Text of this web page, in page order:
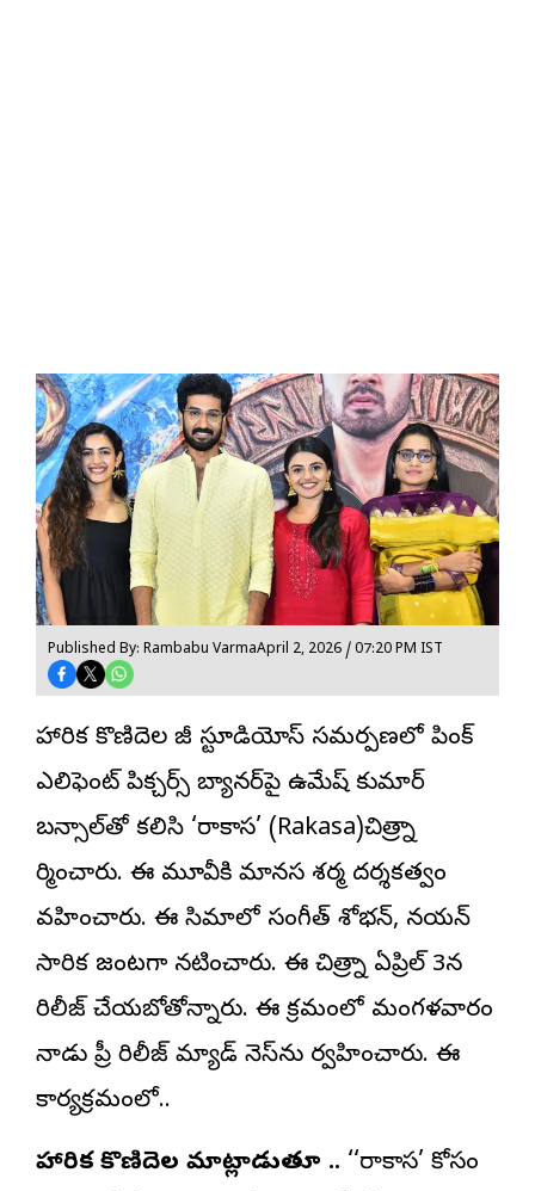
Published By: Rambabu VarmaApril 2, 2026 / 07:20 PM IST
నిహారిక కొణిదెల జీ స్టూడియోస్ స‌మ‌ర్ప‌ణలో పింక్
ఎలిఫెంట్ పిక్చ‌ర్స్ బ్యాన‌ర్‌పై ఉమేష్ కుమార్
బ‌న్సాల్‌తో క‌లిసి ‘రాకాస’ (Rakasa)చిత్రాన్ని
నిర్మించారు. ఈ మూవీకి మానస శర్మ దర్శకత్వం
వహించారు. ఈ సినిమాలో సంగీత్ శోభ‌న్‌, న‌య‌న్
సారిక‌ జంటగా నటించారు. ఈ చిత్రాన్ని ఏప్రిల్ 3న
రిలీజ్ చేయబోతోన్నారు. ఈ క్రమంలో మంగళవారం
నాడు ప్రీ రిలీజ్ మ్యాడ్ నెస్‌ను నిర్వహించారు. ఈ
కార్యక్రమంలో..
నిహారిక కొణిదెల మాట్లాడుతూ .. ‘‘రాకాస’ కోసం